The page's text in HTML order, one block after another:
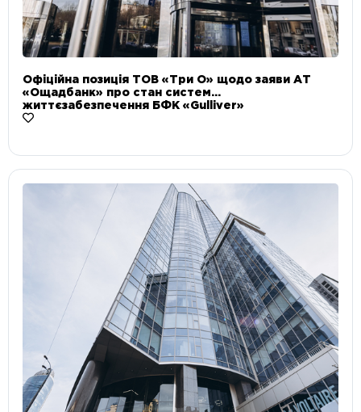
Офіційна позиція ТОВ «Три О» щодо заяви АТ
«Ощадбанк» про стан систем
життєзабезпечення БФК «Gulliver»